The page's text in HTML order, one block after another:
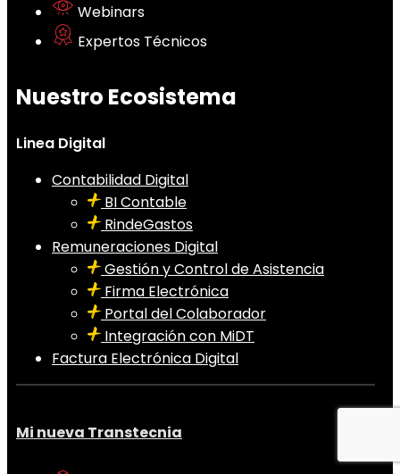
Webinars
Expertos Técnicos
Nuestro Ecosistema
Linea Digital
Contabilidad Digital
BI Contable
RindeGastos
Remuneraciones Digital
Gestión y Control de Asistencia
Firma Electrónica
Portal del Colaborador
Integración con MiDT
Factura Electrónica Digital
Mi nueva Transtecnia